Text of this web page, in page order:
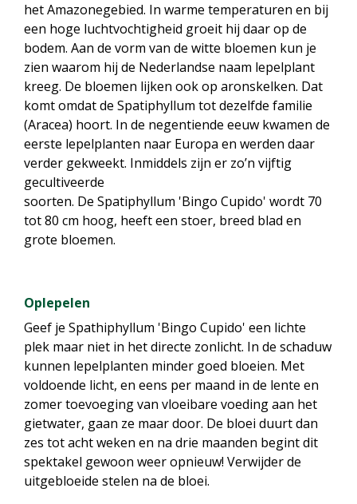
het Amazonegebied. In warme temperaturen en bij
een hoge luchtvochtigheid groeit hij daar op de
bodem. Aan de vorm van de witte bloemen kun je
zien waarom hij de Nederlandse naam lepelplant
kreeg. De bloemen lijken ook op aronskelken. Dat
komt omdat de Spatiphyllum tot dezelfde familie
(Aracea) hoort. In de negentiende eeuw kwamen de
eerste lepelplanten naar Europa en werden daar
verder gekweekt. Inmiddels zijn er zo’n vijftig
gecultiveerde
soorten. De Spatiphyllum 'Bingo Cupido' wordt 70
tot 80 cm hoog, heeft een stoer, breed blad en
grote bloemen.
Oplepelen
Geef je Spathiphyllum 'Bingo Cupido' een lichte
plek maar niet in het directe zonlicht. In de schaduw
kunnen lepelplanten minder goed bloeien. Met
voldoende licht, en eens per maand in de lente en
zomer toevoeging van vloeibare voeding aan het
gietwater, gaan ze maar door. De bloei duurt dan
zes tot acht weken en na drie maanden begint dit
spektakel gewoon weer opnieuw! Verwijder de
uitgebloeide stelen na de bloei.